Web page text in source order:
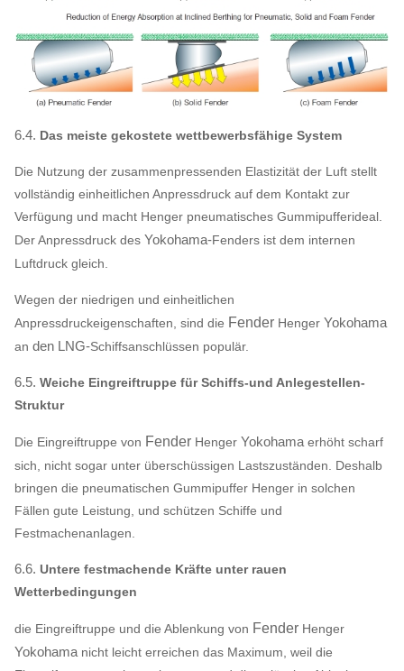
6.4. Das meiste gekostete wettbewerbsfähige System
Die Nutzung der zusammenpressenden Elastizität der Luft stellt
vollständig einheitlichen Anpressdruck auf dem Kontakt zur
Verfügung und macht Henger pneumatisches Gummipufferideal.
Der Anpressdruck des Yokohama-Fenders ist dem internen
Luftdruck gleich.
Wegen der niedrigen und einheitlichen
Anpressdruckeigenschaften, sind die Fender Henger Yokohama
an den LNG-Schiffsanschlüssen populär.
6.5. Weiche Eingreiftruppe für Schiffs-und Anlegestellen-
Struktur
Die Eingreiftruppe von Fender Henger Yokohama erhöht scharf
sich, nicht sogar unter überschüssigen Lastszuständen. Deshalb
bringen die pneumatischen Gummipuffer Henger in solchen
Fällen gute Leistung, und schützen Schiffe und
Festmachenanlagen.
6.6. Untere festmachende Kräfte unter rauen
Wetterbedingungen
die Eingreiftruppe und die Ablenkung von Fender Henger
Yokohama nicht leicht erreichen das Maximum, weil die